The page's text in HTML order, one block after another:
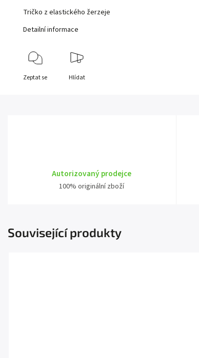
Tričko z elastického žerzeje
Detailní informace
Zeptat se Hlídat
Autorizovaný prodejce
100% originální zboží
Související produkty